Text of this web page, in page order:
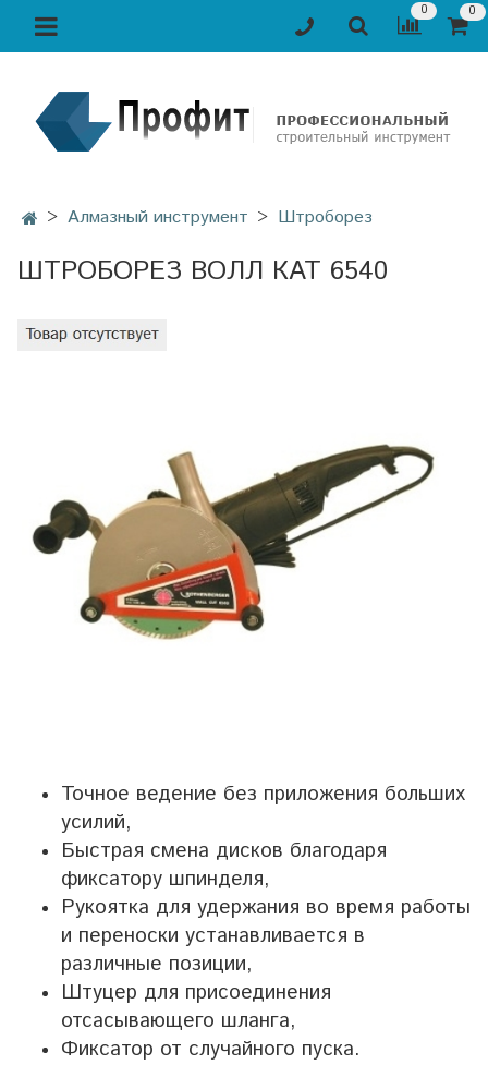
0 0
Алмазный инструмент Штроборез
ШТРОБОРЕЗ ВОЛЛ КАТ 6540
Точное ведение без приложения больших
усилий,
Быстрая смена дисков благодаря
фиксатору шпинделя,
Рукоятка для удержания во время работы
и переноски устанавливается в
различные позиции,
Штуцер для присоединения
отсасывающего шланга,
Фиксатор от случайного пуска.